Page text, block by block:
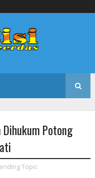
Dihukum Potong
Topic